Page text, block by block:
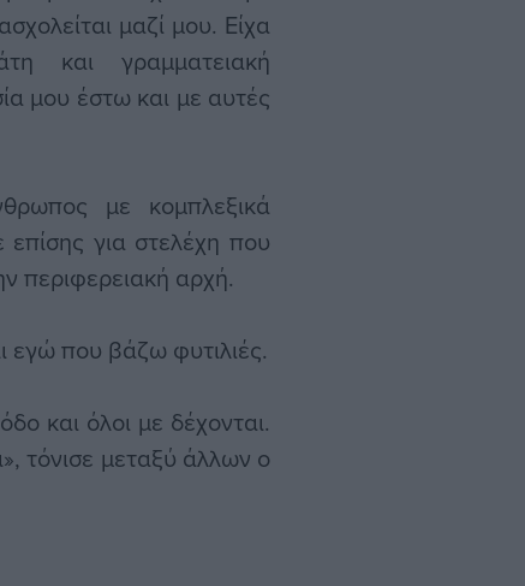
μαζί μου. Είχα
και γραμματειακή
μου έστω και με αυτές
με κομπλεξικά
για στελέχη που
περιφερειακή αρχή.
εγώ που βάζω φυτιλιές.
και όλοι με δέχονται.
τόνισε μεταξύ άλλων ο